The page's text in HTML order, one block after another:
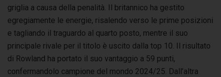
griglia a causa della penalità. Il britannico ha gestito
egregiamente le energie, risalendo verso le prime posizioni
e tagliando il traguardo al quarto posto, mentre il suo
principale rivale per il titolo è uscito dalla top 10. Il risultato
di Rowland ha portato il suo vantaggio a 59 punti,
confermandolo campione del mondo 2024/25. Dall’altra